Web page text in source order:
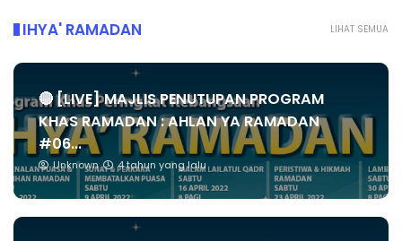
LIHAT SEMUA
IHYA' RAMADAN
🔴 [LIVE] MAJLIS PENUTUPAN PROGRAM
KHAS RAMADAN : AHLAN YA RAMADAN
#06...
Unknown 4 tahun yang lalu